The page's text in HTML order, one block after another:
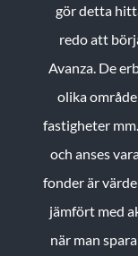
gör detta
redo att
Avanza. De
olika
fastigheter
och anses
fonder är
jämfört med
när man